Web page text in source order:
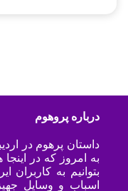
درباره پروهوم
به امروز که در
بتوانیم به کاربران
اسباب و وسایل